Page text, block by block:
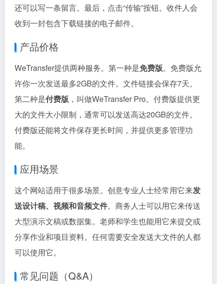
还可以写一条留言。最后，点击“传输”按钮。收件人会
收到一封包含下载链接的电子邮件。
产品价格
WeTransfer提供两种服务。第一种是免费版。免费版允
许你一次发送最多2GB的文件。文件链接会保存7天。
第二种是付费版 ，叫做WeTransfer Pro。付费版提供更
大的文件大小限制，通常可以发送高达20GB的文件。
付费版还能将文件保存更长时间，并提供更多管理功
能。
应用场景
这个网站适用于很多场景。创意专业人士经常用它来发
送设计稿、视频和音频文件。商务人士可以用它来传送
大型演示文稿或数据集。老师和学生也能用它来提交或
分享作业和项目资料。任何需要安全发送大文件的人都
可以使用它。
常见问题（Q&A）